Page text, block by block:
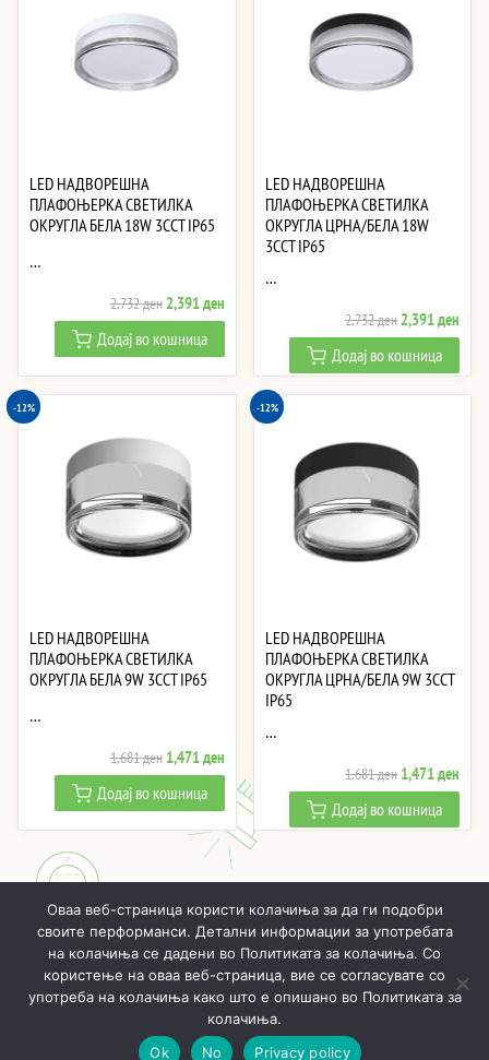
LED НАДВОРЕШНА
ПЛАФОЊЕРКА СВЕТИЛКА
ОКРУГЛА БЕЛА 18W 3CCT IP65
…
2,732ден Original
price
was:
2,732 ден.
2,391денCurrent
price
is:
2,391 ден.
Додај во кошница
LED НАДВОРЕШНА
ПЛАФОЊЕРКА СВЕТИЛКА
ОКРУГЛА ЦРНА/БЕЛА 18W
3CCT IP65
…
2,732ден Original
price
was:
2,732 ден.
2,391ден
price
is:
Додај во кошница
-12%
LED НАДВОРЕШНА
ПЛАФОЊЕРКА СВЕТИЛКА
ОКРУГЛА БЕЛА 9W 3CCT IP65
…
1,681ден Original
price
was:
1,681 ден.
1,471денCurrent
price
is:
1,471 ден.
Додај во кошница
-12%
LED НАДВОРЕШНА
ПЛАФОЊЕРКА СВЕТИЛКА
ОКРУГЛА ЦРНА/БЕЛА 9W 3CCT
IP65
…
1,681ден Original
price
was:
1,471ден
price
is:
Додај во кошница
ПОЧНУВАЈЌИ ПРОИЗВОДИ МОЈ ПРОФИЛ
КОШНИЧКА
РЕАЛИЗИРАНИ ПРОЕКТИ
ЗА НАС
Онлајн LED осветлување © 2019 - 2026 Политика за приватност
Оваа веб-страница користи колачиња за да ги подобри
своите перформанси. Детални информации за употребата
на колачиња се дадени во Политиката за колачиња. Со
користење на оваа веб-страница, вие се согласувате со
употреба на колачиња како што е опишано во Политиката за
колачиња.
Ok
No Privacy policy